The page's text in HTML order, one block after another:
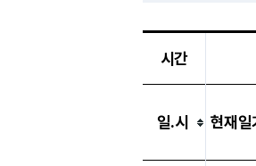
시간
일.시 현재